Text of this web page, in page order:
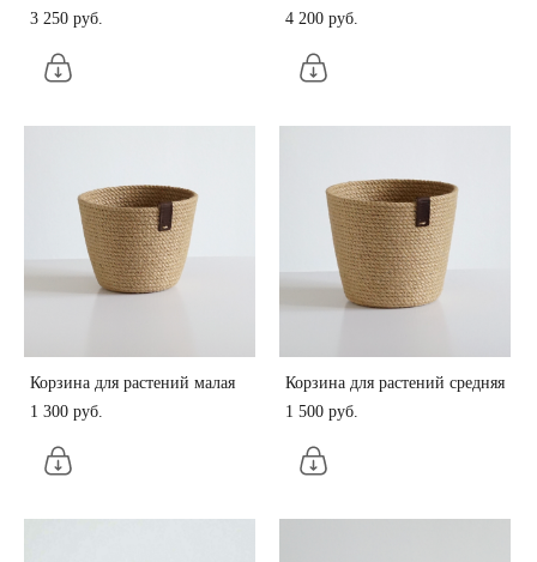
3 250 pуб.
4 200 pуб.
Корзина для растений малая
1 300 pуб.
Корзина для растений средняя
1 500 pуб.